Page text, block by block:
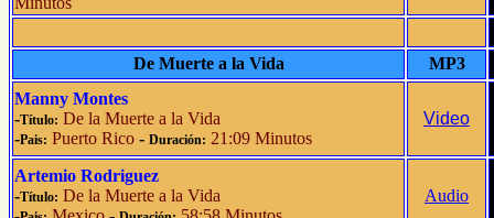
De Muerte a la Vida
MP3
Manny Montes
-Título: De la Muerte a la Vida
-Pais: Puerto Rico - Duración: 21:09 Minutos
Video
Artemio Rodriguez
-Título: De la Muerte a la Vida
Audio